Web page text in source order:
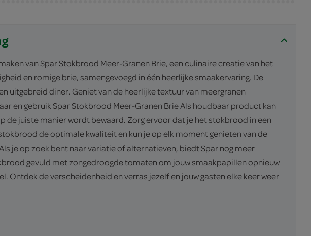
van Spar Stokbrood Meer-Granen Brie, een culinaire creatie van het
en romige brie, samengevoegd in één heerlijke smaakervaring. De
uitgebreid diner. Geniet van de heerlijke textuur van meergranen
en gebruik Spar Stokbrood Meer-Granen Brie Als houdbaar product kan
de juiste manier wordt bewaard. Zorg ervoor dat je het stokbrood in een
de optimale kwaliteit en kun je op elk moment genieten van de
je op zoek bent naar variatie of alternatieven, biedt Spar nog meer
gevuld met zongedroogde tomaten om jouw smaakpapillen opnieuw
de verscheidenheid en verras jezelf en jouw gasten elke keer weer